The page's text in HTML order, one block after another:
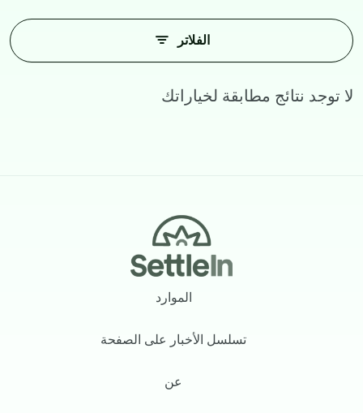
جميع الموارد
الفلاتر
لا توجد نتائج مطابقة لخياراتك
الموارد
تسلسل الأخبار على الصفحة
عن